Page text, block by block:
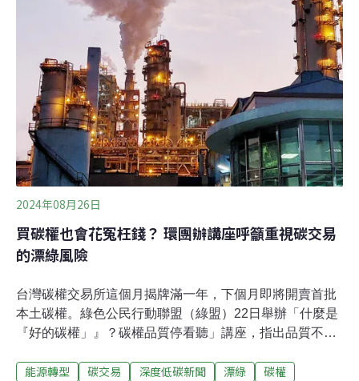
Babayev）稱，11日的談判有重大進展，碳交易機制將全
面啟動。這個改變遊戲規則的工具，有助引導氣候資源進
入開發中國家。為了讓富有的國家或企業拿錢投資開發中
國家的減碳計畫，聯合國在《京都議定書》的架構下開啟
了碳交易機制。隨著《京都議定書》走進歷史，《巴黎協
定》取而代之，新時代的
2024年08月26日
買碳權也會花冤枉錢？ 環團辦講座呼籲重視碳交易
的漂綠風險
台灣碳權交易所這個月揭牌滿一年，下個月即將開賣首批
本土碳權。綠色公民行動聯盟（綠盟）22日舉辦「什麼是
『好的碳權」』？碳權品質停看聽」講座，指出品質不良
漂綠，下月底將訂定「碳中和宣告指引」提供業界參考，
能源轉型 碳交易 深度低碳新聞 漂綠 碳權